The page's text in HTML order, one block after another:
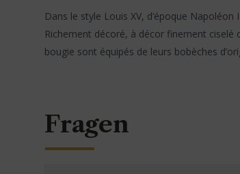
Dans le style Louis XV, d’époque
Richement décoré, à décor finement
bougie sont équipés de leurs bobèches
Fragen